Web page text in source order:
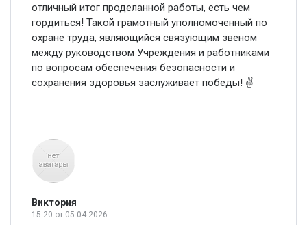
отличный итог проделанной работы, есть чем
гордиться! Такой грамотный уполномоченный по
охране труда, являющийся связующим звеном
между руководством Учреждения и работниками
по вопросам обеспечения безопасности и
сохранения здоровья заслуживает победы! ✌️
Виктория
15:20 от 05.04.2026